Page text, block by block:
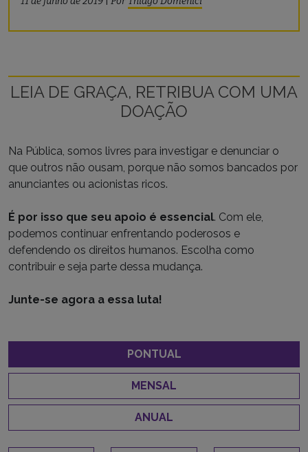
LEIA DE GRAÇA, RETRIBUA COM UMA
DOAÇÃO
Na Pública, somos livres para investigar e denunciar o
que outros não ousam, porque não somos bancados por
anunciantes ou acionistas ricos.
É por isso que seu apoio é essencial. Com ele,
podemos continuar enfrentando poderosos e
defendendo os direitos humanos. Escolha como
contribuir e seja parte dessa mudança.
Junte-se agora a essa luta!
PONTUAL
MENSAL
ANUAL